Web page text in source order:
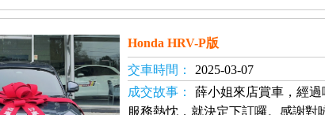
Honda HRV-P版
交車時間：
2025-03-07
成交故事：
薛小姐來店賞車，經
服務熱忱，就決定下訂囉。感謝對